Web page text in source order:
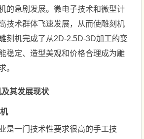
的急剧发展。微电子技术和微型计
技术群体飞速发展，从而使雕刻机
刻机完成了从2D-2.5D-3D加工的变
稳定、造型美观和价格合理成为雕
。
其发展现状
是一门技术性要求很高的手工技